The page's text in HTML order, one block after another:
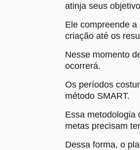
atinja seus
Ele compreende
criação até os
Nesse momento
ocorrerá.
Os períodos
método SMART.
Essa metodologia
metas precisam
Dessa forma, o